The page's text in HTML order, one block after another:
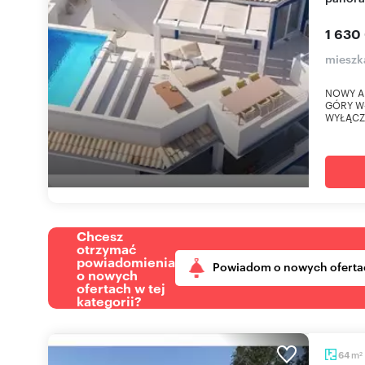
1 630
NOWY
GÓRY
Chcesz
otrzymać
powiadomienia
o nowych
ofertach w tej
kategorii?
Powiadom o nowych
64 m2